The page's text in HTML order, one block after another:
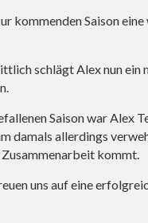
kommenden Saison
schlägt Alex nun ein
Saison war Alex
damals allerdings
kommt.
uns auf eine